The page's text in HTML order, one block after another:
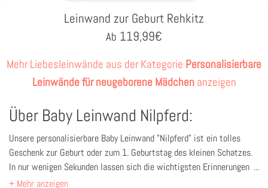
Leinwand zur Geburt Rehkitz
Ab 119,99€
Mehr Liebesleinwände aus der Kategorie Personalisierbare
Leinwände für neugeborene Mädchenanzeigen
Über Baby Leinwand Nilpferd:
Unsere personalisierbare Baby Leinwand "Nilpferd" ist ein tolles
Geschenk zur Geburt oder zum 1. Geburtstag des kleinen Schatzes.
In nur wenigen Sekunden lassen sich die wichtigsten Erinnerungen
an den glücklichsten Moment im Leben der Eltern festhalten und auf